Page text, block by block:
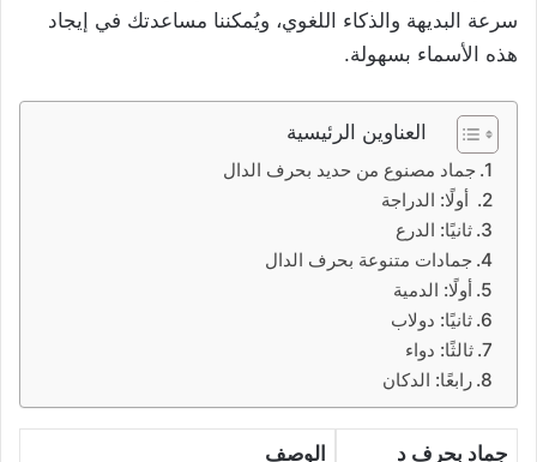
سرعة البديهة والذكاء اللغوي، ويُمكننا مساعدتك في إيجاد
هذه الأسماء بسهولة.
العناوين الرئيسية
جماد مصنوع من حديد بحرف الدال
أولًا: الدراجة
ثانيًا: الدرع
جمادات متنوعة بحرف الدال
أولًا: الدمية
ثانيًا: دولاب
ثالثًا: دواء
رابعًا: الدكان
جماد بحرف د الوصف